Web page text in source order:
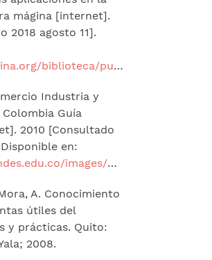
mágina [internet].
2018 agosto 11].
publicaciones/plantasmedicinales.pdf
Industria y
Guía
2010 [Consultado
en:
Gu%C3%ADa%20tur%C3%ADstica%20Arauca.pdf
A. Conocimiento
útiles del
y prácticas. Quito:
2008.